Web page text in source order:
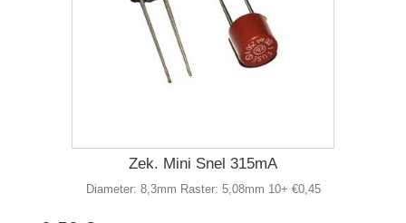
Zek. Mini Snel 315mA
Diameter: 8,3mm Raster: 5,08mm 10+ €0,45